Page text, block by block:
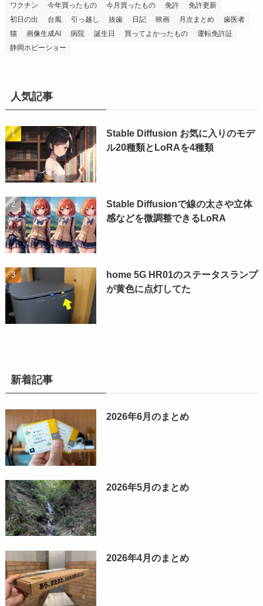
ワクチン
今年買ったもの 今月買ったもの 免許
免許更新
初日の出
台風 引っ越し 抜歯 日記 映画 月次まとめ
歯医者
猫
画像生成AI 病院 誕生日 買ってよかったもの
運転免許証
静岡ホビーショー
人気記事
Stable Diffusion お気に入りのモデ
ル20種類とLoRAを4種類
Stable Diffusionで線の太さや立体
感などを微調整できるLoRA
home 5G HR01のステータスランプ
が黄色に点灯してた
新着記事
2026年6月のまとめ
2026年5月のまとめ
2026年4月のまとめ